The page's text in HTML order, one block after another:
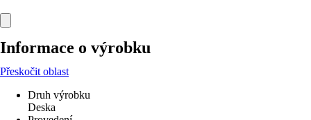
Informace o výrobku
Přeskočit oblast
Druh výrobku
Deska